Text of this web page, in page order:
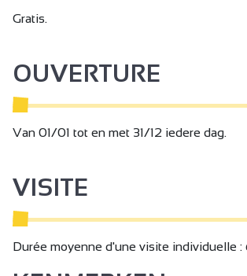
Gratis.
OUVERTURE
Van 01/01 tot en met 31/12 iedere dag.
VISITE
Durée moyenne d'une visite individuelle